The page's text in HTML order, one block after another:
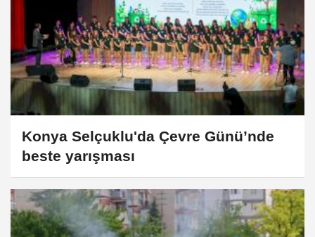
Konya Selçuklu'da Çevre Günü’nde
beste yarışması